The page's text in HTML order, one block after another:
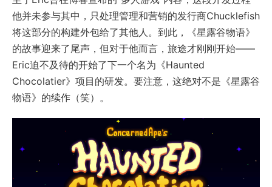
他并未参与其中，只处理管理和营销的发行商Chucklefish
将这部分的构建外包给了其他人。到此，《星露谷物语》
的故事迎来了尾声，但对于他而言，旅途才刚刚开始——
Eric迫不及待的开始了下一个名为《Haunted
Chocolatier》项目的研发。要注意，这绝对不是《星露谷
物语》的续作（笑）。